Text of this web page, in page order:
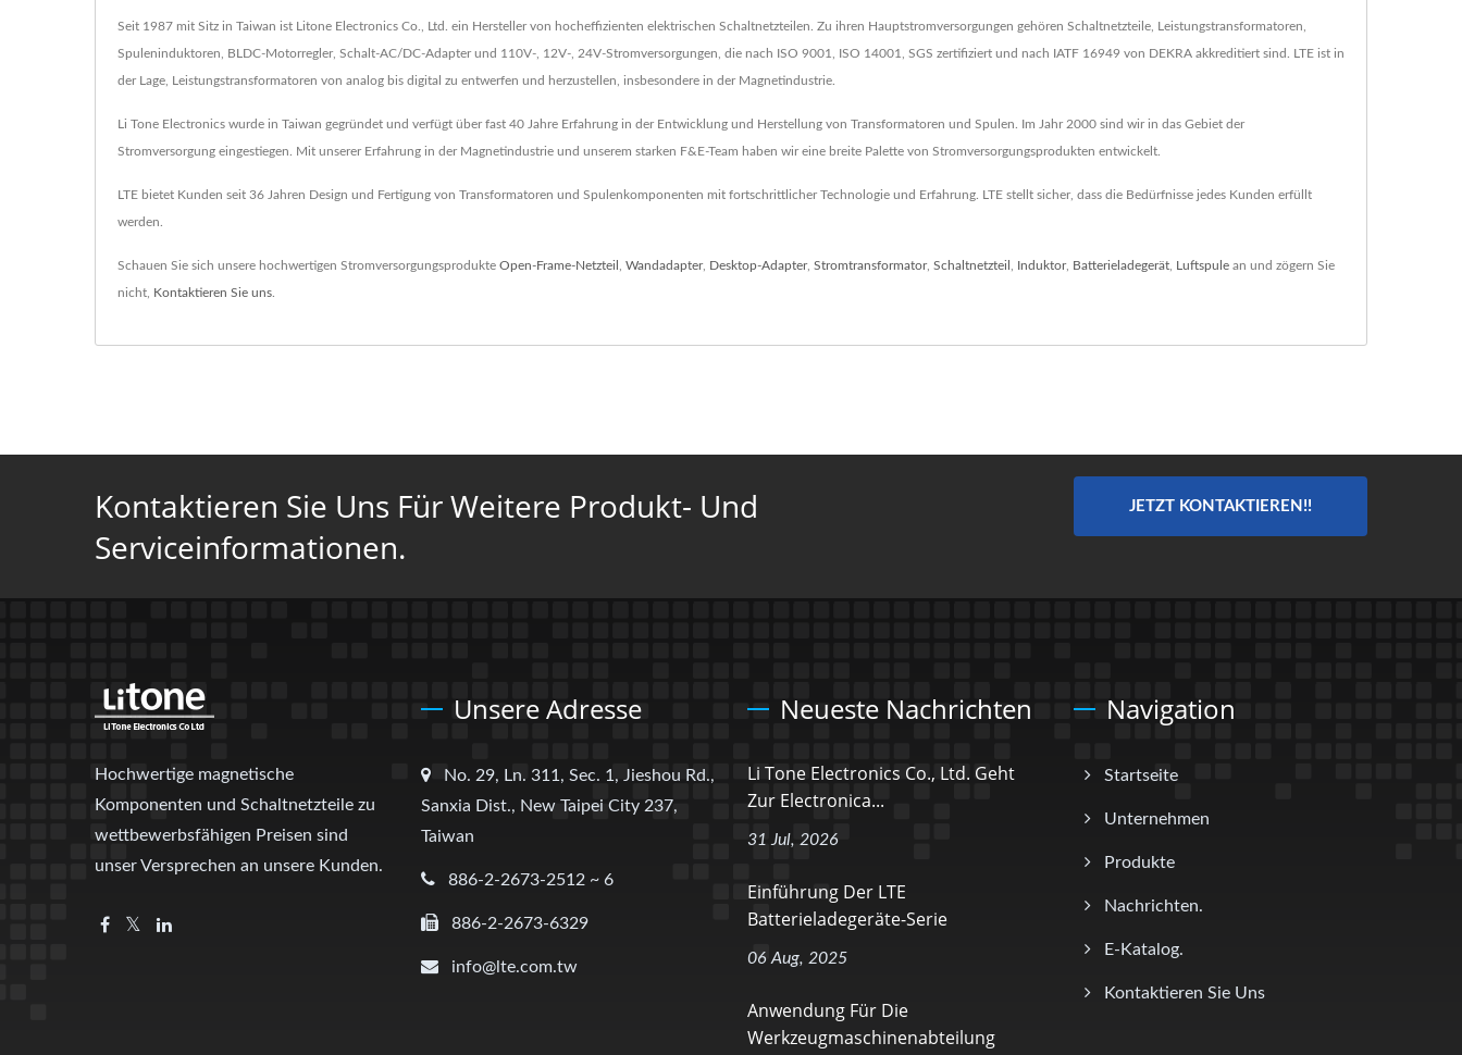
Seit 1987 mit Sitz in Taiwan ist Litone Electronics Co., Ltd. ein Hersteller von hocheffizienten elektrischen Schaltnetzteilen. Zu ihren Hauptstromversorgungen gehören Schaltnetzteile, Leistungstransformatoren,
Spuleninduktoren, BLDC-Motorregler, Schalt-AC/DC-Adapter und 110V-, 12V-, 24V-Stromversorgungen, die nach ISO 9001, ISO 14001, SGS zertifiziert und nach IATF 16949 von DEKRA akkreditiert sind. LTE ist in
der Lage, Leistungstransformatoren von analog bis digital zu entwerfen und herzustellen, insbesondere in der Magnetindustrie.
Li Tone Electronics wurde in Taiwan gegründet und verfügt über fast 40 Jahre Erfahrung in der Entwicklung und Herstellung von Transformatoren und Spulen. Im Jahr 2000 sind wir in das Gebiet der
Stromversorgung eingestiegen. Mit unserer Erfahrung in der Magnetindustrie und unserem starken F&E-Team haben wir eine breite Palette von Stromversorgungsprodukten entwickelt.
LTE bietet Kunden seit 36 Jahren Design und Fertigung von Transformatoren und Spulenkomponenten mit fortschrittlicher Technologie und Erfahrung. LTE stellt sicher, dass die Bedürfnisse jedes Kunden erfüllt
werden.
Schauen Sie sich unsere hochwertigen Stromversorgungsprodukte Open-Frame-Netzteil Wandadapter, Desktop-Adapter, Stromtransformator, Schaltnetzteil Induktor, Batterieladegerät Luftspule an und zögern Sie
nicht, Kontaktieren Sie uns
Kontaktieren Sie Uns Für Weitere Produkt- Und
Serviceinformationen.
JETZT KONTAKTIEREN!!
Hochwertige magnetische
Komponenten und Schaltnetzteile zu
wettbewerbsfähigen Preisen sind
unser Versprechen an unsere Kunden.
Unsere Adresse
No. 29, Ln. 311, Sec. 1, Jieshou Rd.,
Sanxia Dist., New Taipei City 237,
Taiwan
886-2-2673-2512 ~ 6
886-2-2673-6329
info@lte.com.tw
Neueste Nachrichten
Li Tone Electronics Co., Ltd. Geht
Zur Electronica...
31 Jul, 2026
Einführung Der LTE
Batterieladegeräte-Serie
06 Aug, 2025
Anwendung Für Die
Werkzeugmaschinenabteilung
Navigation
Startseite
Unternehmen
Produkte
Nachrichten.
E-Katalog.
Kontaktieren Sie Uns